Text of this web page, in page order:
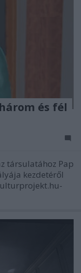
és fél
társulatához Pap
kezdetéről